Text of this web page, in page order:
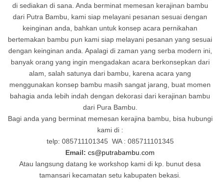
di sediakan di sana. Anda berminat memesan kerajinan bambu
dari Putra Bambu, kami siap melayani pesanan sesuai dengan
keinginan anda, bahkan untuk konsep acara pernikahan
bertemakan bambu pun kami siap melayani pesanan yang sesuai
dengan keinginan anda. Apalagi di zaman yang serba modern ini,
banyak orang yang ingin mengadakan acara berkonsepkan dari
alam, salah satunya dari bambu, karena acara yang
menggunakan konsep bambu masih sangat jarang, buat momen
bahagia anda lebih indah dengan dekorasi dari kerajinan bambu
dari Pura Bambu.
Bagi anda yang berminat memesan kerajina bambu, bisa hubungi
kami di :
telp: 085711101345 WA : 085711101345
Email: cs@putrabambu.com
Atau langsung datang ke workshop kami di kp. bunut desa
tamansari kecamatan setu kabupaten bekasi.